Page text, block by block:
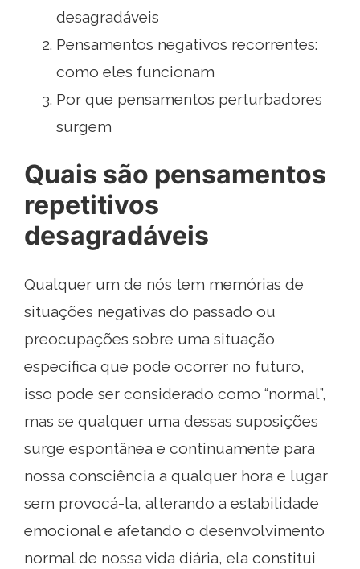
desagradáveis
Pensamentos negativos recorrentes:
como eles funcionam
Por que pensamentos perturbadores
surgem
Quais são pensamentos
repetitivos
desagradáveis
Qualquer um de nós tem memórias de
situações negativas do passado ou
preocupações sobre uma situação
específica que pode ocorrer no futuro,
isso pode ser considerado como “normal”,
mas se qualquer uma dessas suposições
surge espontânea e continuamente para
nossa consciência a qualquer hora e lugar
sem provocá-la, alterando a estabilidade
emocional e afetando o desenvolvimento
normal de nossa vida diária, ela constitui